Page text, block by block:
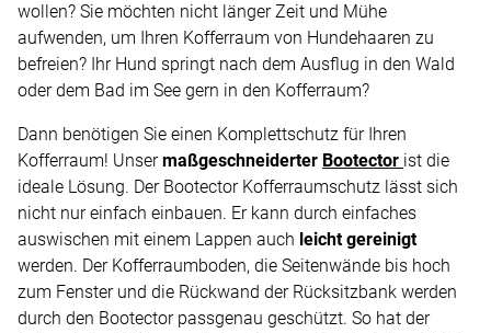
wollen? Sie möchten nicht länger Zeit und Mühe
aufwenden, um Ihren Kofferraum von Hundehaaren zu
befreien? Ihr Hund springt nach dem Ausflug in den Wald
oder dem Bad im See gern in den Kofferraum?
Dann benötigen Sie einen Komplettschutz für Ihren
Kofferraum! Unsermaßgeschneiderter Bootector ist die
ideale Lösung. Der Bootector Kofferraumschutz lässt sich
nicht nur einfach einbauen. Er kann durch einfaches
auswischen mit einem Lappen auch leicht gereinigt
werden. Der Kofferraumboden, die Seitenwände bis hoch
zum Fenster und die Rückwand der Rücksitzbank werden
durch den Bootector passgenau geschützt. So hat der